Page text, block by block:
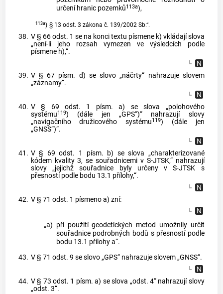
určení hranic pozemků113a),
113a) § 13 odst. 3 zákona č. 139/2002 Sb.“.
38. V § 66 odst. 1 se na konci textu písmene k) vkládají slova
„není-li jeho rozsah vymezen ve výsledcích podle
písmene h),“.
39. V § 67 písm. d) se slovo „náčrty“ nahrazuje slovem
„záznamy“.
40. V § 69 odst. 1 písm. a) se slova „polohového
systému119) (dále jen „GPS“)“ nahrazují slovy
„navigačního družicového systému119) (dále jen
„GNSS“)“.
41. V § 69 odst. 1 písm. b) se slova „charakterizované
kódem kvality 3, se souřadnicemi v S-JTSK,“ nahrazují
slovy „jejichž souřadnice byly určeny v S-JTSK s
přesností podle bodu 13.1 přílohy,“.
42. V § 71 odst. 1 písmeno a) zní:
„a) při použití geodetických metod umožnily určit
souřadnice podrobných bodů s přesností podle
bodu 13.1 přílohy a“.
43. V § 71 odst. 9 se slovo „GPS“ nahrazuje slovem „GNSS“.
44. V § 73 odst. 1 písm. a) se slova „odst. 4“ nahrazují slovy
„odst. 3“.